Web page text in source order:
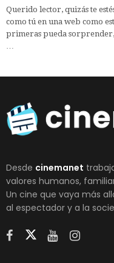
Querido lector, quizás te
como tú en una web como
primeras pueda sorprender,
Desde cinemanet
valores humanos,
Un cine que vaya más
al espectador y a la